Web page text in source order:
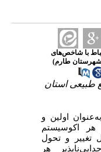
با شاخص‌های
شهرستان طارم)
طبیعی استان
اولین و
هر اکوسیستم
تغییر و تحول
هر